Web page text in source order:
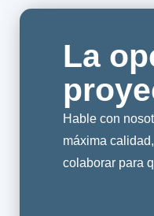
La
Hable con
máxima
colaborar para